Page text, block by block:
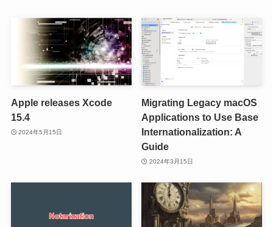
Apple releases Xcode
15.4
2024年5月15日
Migrating Legacy macOS
Applications to Use Base
Internationalization: A
Guide
2024年3月15日